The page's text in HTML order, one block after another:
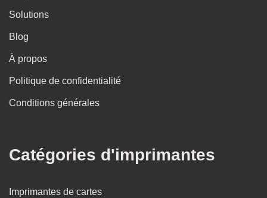
Solutions
Blog
À propos
Politique de confidentialité
Conditions générales
Catégories d'imprimantes
Imprimantes de cartes